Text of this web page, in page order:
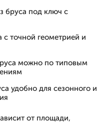
бруса под ключ с
точной геометрией и
можно по типовым
удобно для сезонного и
от площади,